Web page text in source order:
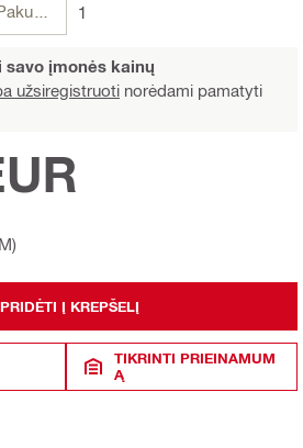
Pakuotės 1
įmonės kainų
užsiregistruoti norėdami pamatyti
PRIDĖTI Į KREPŠELĮ
TIKRINTI PRIEINAMUM
Ą